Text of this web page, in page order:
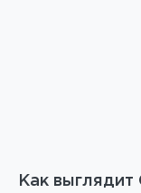
Как